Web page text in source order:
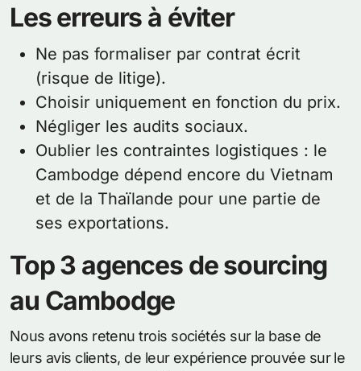
Les erreurs à éviter
Ne pas formaliser par contrat écrit
(risque de litige).
Choisir uniquement en fonction du prix.
Négliger les audits sociaux.
Oublier les contraintes logistiques : le
Cambodge dépend encore du Vietnam
et de la Thaïlande pour une partie de
ses exportations.
Top 3 agences de sourcing
au Cambodge
Nous avons retenu trois sociétés sur la base de
leurs avis clients, de leur expérience prouvée sur le